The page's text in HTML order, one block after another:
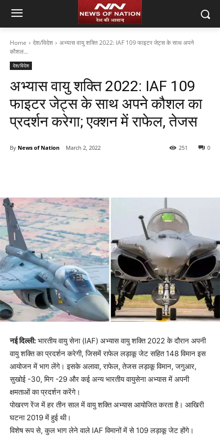
Home देश/विदेश
अभ्यास वायु शक्ति 2022: IAF 109 फाइटर जेट्स के साथ अपने
कौशल...
देश/विदेश
अभ्यास वायु शक्ति 2022: IAF 109
फाइटर जेट्स के साथ अपने कौशल का
प्रदर्शन करेगा; एक्शन में राफेल, तेजस
By News of Nation March 2, 2022 0
251
नई दिल्ली: भारतीय वायु सेना (IAF) अभ्यास वायु शक्ति 2022 के दौरान अपनी
वायु शक्ति का प्रदर्शन करेगी, जिसमें राफेल लड़ाकू जेट सहित 148 विमान इस
आयोजन में भाग लेंगे। इसके अलावा, राफेल, तेजस लड़ाकू विमान, जगुआर,
सुखोई -30, मिग -29 और कई अन्य भारतीय वायुसेना अभ्यास में अपनी
क्षमताओं का प्रदर्शन करेंगे।
पोखरण रेंज में हर तीन साल में वायु शक्ति अभ्यास आयोजित करता है। आखिरी
घटना 2019 में हुई थी।
विशेष रूप से, कुल भाग लेने वाले IAF विमानों में से 109 लड़ाकू जेट होंगे।